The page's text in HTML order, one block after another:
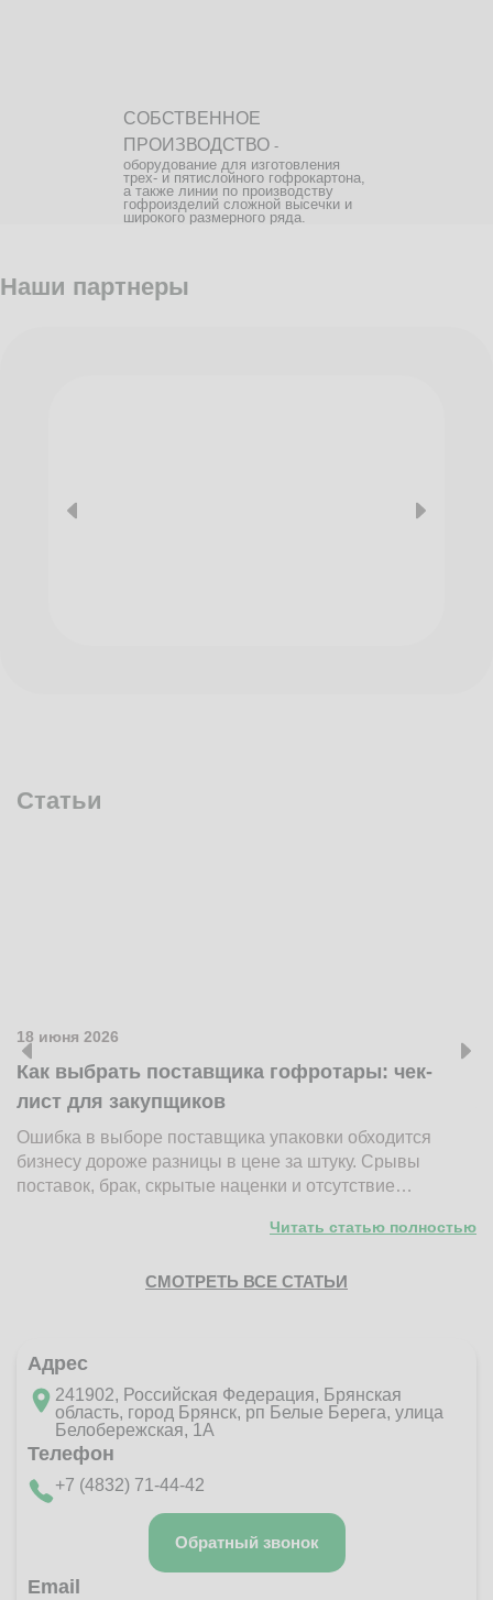
СОБСТВЕННОЕ
ПРОИЗВОДСТВО -
оборудование для изготовления
трех- и пятислойного гофрокартона,
а также линии по производству
гофроизделий сложной высечки и
широкого размерного ряда.
Наши партнеры
Статьи
18 июня 2026
Как выбрать поставщика гофротары: чек-
лист для закупщиков
Ошибка в выборе поставщика упаковки обходится
бизнесу дороже разницы в цене за штуку. Срывы
поставок, брак, скрытые наценки и отсутствие…
Читать статью полностью
СМОТРЕТЬ ВСЕ СТАТЬИ
Адрес
241902, Российская Федерация, Брянская
область, город Брянск, рп Белые Берега, улица
Белобережская, 1А
Телефон
+7 (4832) 71-44-42
Обратный звонок
Email